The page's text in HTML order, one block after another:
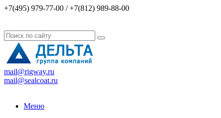
+7(495) 979-77-00 / +7(812) 989-88-00
mail@rigway.ru
mail@sealcoat.ru
Меню